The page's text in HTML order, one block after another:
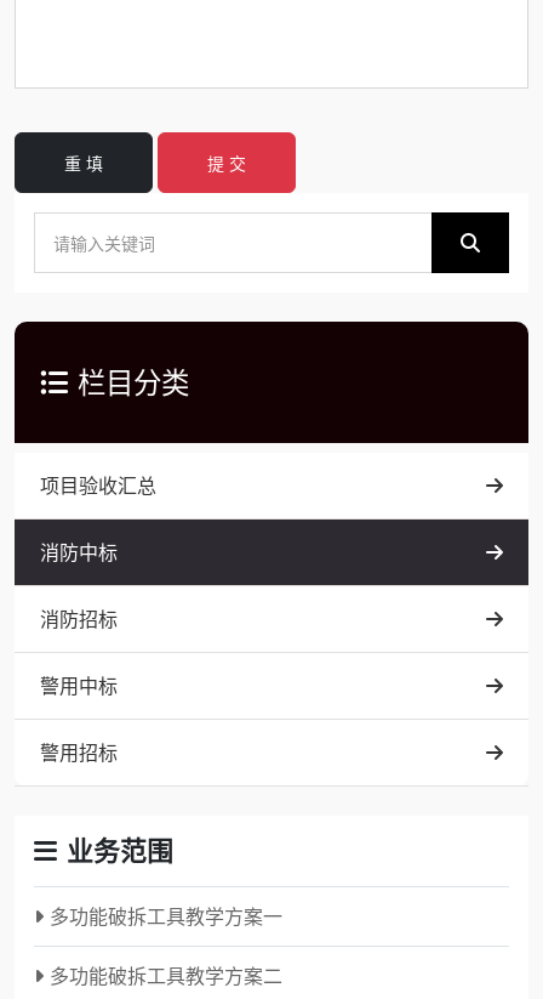
重 填 提 交
栏目分类
项目验收汇总
消防中标
消防招标
警用中标
警用招标
业务范围
多功能破拆工具教学方案一
多功能破拆工具教学方案二